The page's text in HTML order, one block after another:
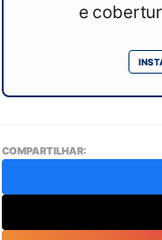
e
COMPARTILHAR: